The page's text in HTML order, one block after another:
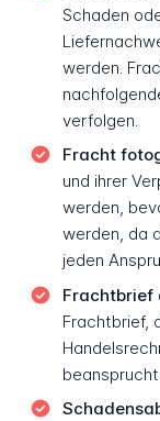
Schaden
werden.
verfolgen.
Fracht
und ihrer
werden,
werden, da
jeden
Frachtbrief
Frachtbrief,